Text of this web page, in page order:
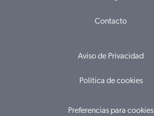
Contacto
Aviso de Privacidad
Política de cookies
Preferencias para cookies